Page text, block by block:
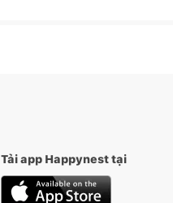
Tải app Happynest tại